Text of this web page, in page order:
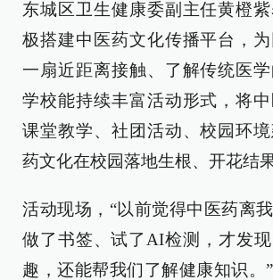
东城区卫生健康委副主任黄橙
极搭建中医药文化传播平台，
一扇近距离接触、了解传统医
学校能持续丰富活动形式，将
课堂教学、社团活动、校园环
药文化在校园落地生根、开花结果
活动现场，“以前觉得中医药离
做了书签、试了AI检测，才发
趣，还能帮我们了解健康知识。